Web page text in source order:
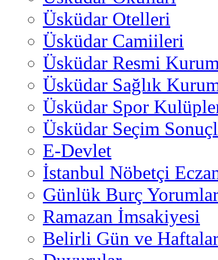
Üsküdar Otelleri
Üsküdar Camiileri
Üsküdar Resmi
Üsküdar Sağlık
Üsküdar Spor
Üsküdar Seçim
E-Devlet
İstanbul Nöbetçi
Günlük Burç
Ramazan İmsakiyesi
Belirli Gün ve